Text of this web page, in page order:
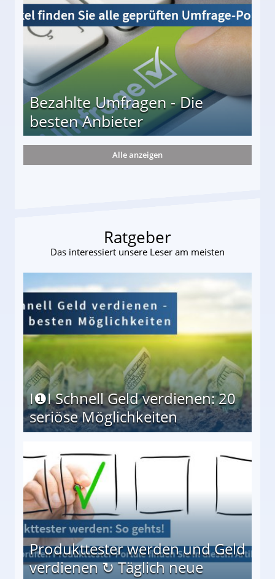
Bezahlte Umfragen - Die
besten Anbieter
Alle anzeigen
Ratgeber
Das interessiert unsere Leser am meisten
I❶I Schnell Geld verdienen: 20
seriöse Möglichkeiten
Produkttester werden und Geld
verdienen ↻ Täglich neue